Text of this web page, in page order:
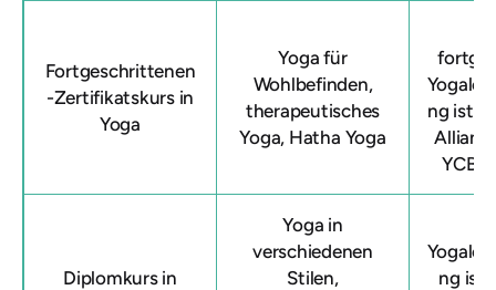
Fortgeschrittenen
-Zertifikatskurs in
Yoga
Yoga für
Wohlbefinden,
therapeutisches
Yoga, Hatha Yoga
ng ist
YCB
Diplomkurs in
Yoga in
verschiedenen
Stilen,
ng ist